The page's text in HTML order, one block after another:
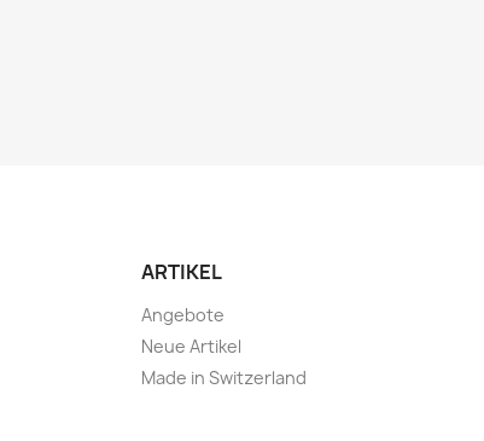
ARTIKEL
Angebote
Neue Artikel
Made in Switzerland